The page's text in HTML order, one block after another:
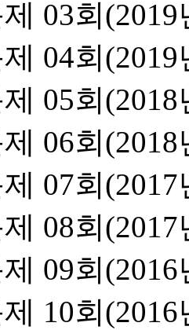
03회
04회
05회
06회
07회
08회
09회
10회